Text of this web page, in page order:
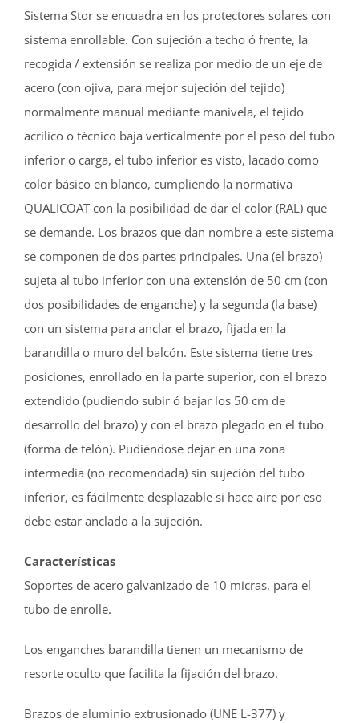
Sistema Stor se encuadra en los protectores solares con
sistema enrollable. Con sujeción a techo ó frente, la
recogida / extensión se realiza por medio de un eje de
acero (con ojiva, para mejor sujeción del tejido)
normalmente manual mediante manivela, el tejido
acrílico o técnico baja verticalmente por el peso del tubo
inferior o carga, el tubo inferior es visto, lacado como
color básico en blanco, cumpliendo la normativa
QUALICOAT con la posibilidad de dar el color (RAL) que
se demande. Los brazos que dan nombre a este sistema
se componen de dos partes principales. Una (el brazo)
sujeta al tubo inferior con una extensión de 50 cm (con
dos posibilidades de enganche) y la segunda (la base)
con un sistema para anclar el brazo, fijada en la
barandilla o muro del balcón. Este sistema tiene tres
posiciones, enrollado en la parte superior, con el brazo
extendido (pudiendo subir ó bajar los 50 cm de
desarrollo del brazo) y con el brazo plegado en el tubo
(forma de telón). Pudiéndose dejar en una zona
intermedia (no recomendada) sin sujeción del tubo
inferior, es fácilmente desplazable si hace aire por eso
debe estar anclado a la sujeción.
Características
Soportes de acero galvanizado de 10 micras, para el
tubo de enrolle.
Los enganches barandilla tienen un mecanismo de
resorte oculto que facilita la fijación del brazo.
Brazos de aluminio extrusionado (UNE L-377) y